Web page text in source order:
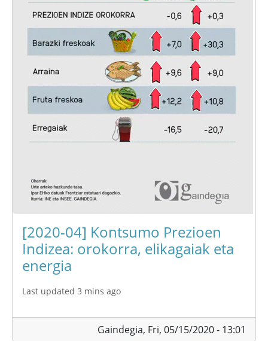
[2020-04] Kontsumo Prezioen
Indizea: orokorra, elikagaiak eta
energia
Last updated 3 mins ago
Gaindegia, Fri, 05/15/2020 - 13:01